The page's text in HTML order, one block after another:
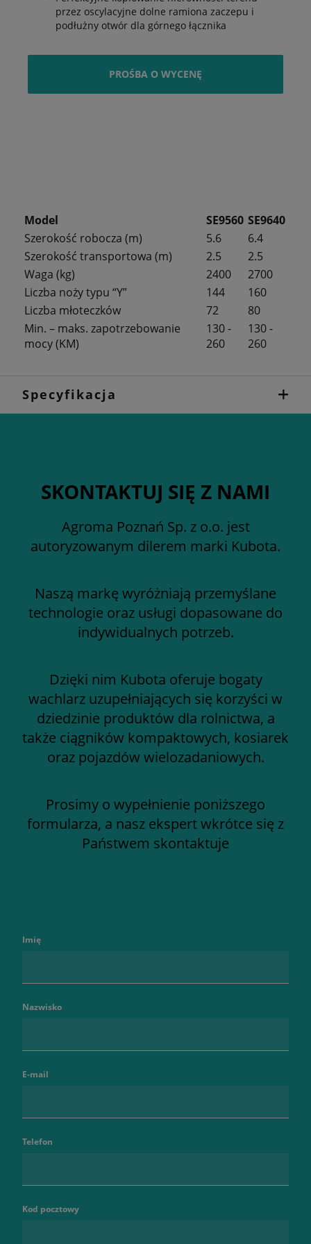
przez oscylacyjne dolne ramiona zaczepu i
podłużny otwór dla górnego łącznika
PROŚBA O WYCENĘ
Model SE9560 SE9640
Szerokość robocza (m)
5.6
6.4
Szerokość transportowa (m)
2.5
2.5
Waga (kg)
2400
2700
Liczba noży typu “Y”
144
160
Liczba młoteczków
72
80
Min. – maks. zapotrzebowanie
mocy (KM)
130 -
260
130 -
260
Specyfikacja
SKONTAKTUJ SIĘ Z NAMI
Agroma Poznań Sp. z o.o. jest
autoryzowanym dilerem marki Kubota.
Naszą markę wyróżniają przemyślane
technologie oraz usługi dopasowane do
indywidualnych potrzeb.
Dzięki nim Kubota oferuje bogaty
wachlarz uzupełniających się korzyści w
dziedzinie produktów dla rolnictwa, a
także ciągników kompaktowych, kosiarek
oraz pojazdów wielozadaniowych.
Prosimy o wypełnienie poniższego
formularza, a nasz ekspert wkrótce się z
Państwem skontaktuje
Imię
Nazwisko
E-mail
Telefon
Kod pocztowy